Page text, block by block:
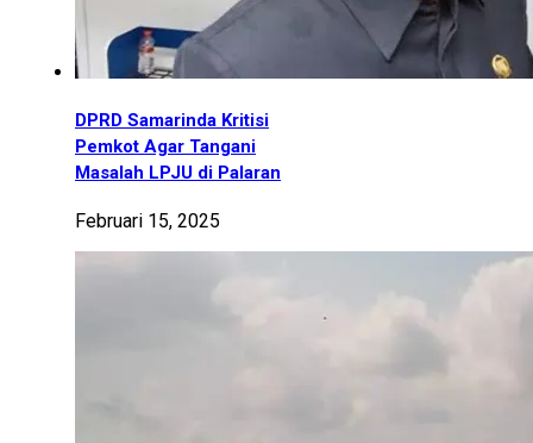
DPRD Samarinda Kritisi
Pemkot Agar Tangani
Masalah LPJU di Palaran
Februari 15, 2025